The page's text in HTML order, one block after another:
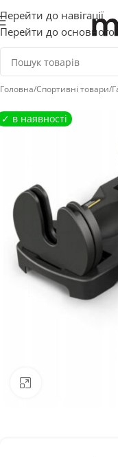
Перейти до навігації
Перейти до основного
Головна/Спортивні товари/
Натисніть,